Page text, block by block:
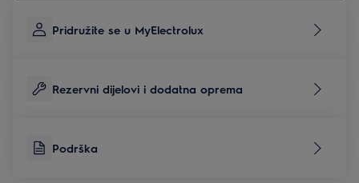
Pridružite se u MyElectrolux
Rezervni dijelovi i dodatna oprema
Podrška